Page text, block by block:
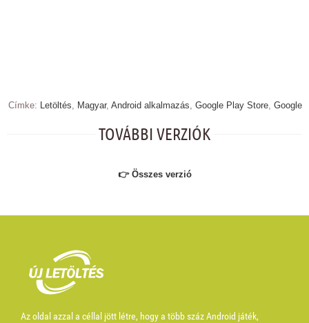
Címke: Letöltés Magyar, Android alkalmazás Google Play Store Google
TOVÁBBI VERZIÓK
👉 Összes verzió
Az oldal azzal a céllal jött létre, hogy a több száz Android játék,